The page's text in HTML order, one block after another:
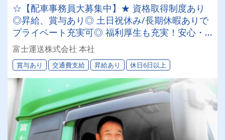
☆【配車事務員大募集中】★ 資格取得制度あり
◎昇給、賞与あり◎ 土日祝休み/長期休暇ありで
プライベート充実可◎ 福利厚生も充実！安心・
安全の職場で新しいキャリアをスタートしません
か？
富士運送株式会社 本社
賞与あり 交通費支給 昇給あり 休日6日以上